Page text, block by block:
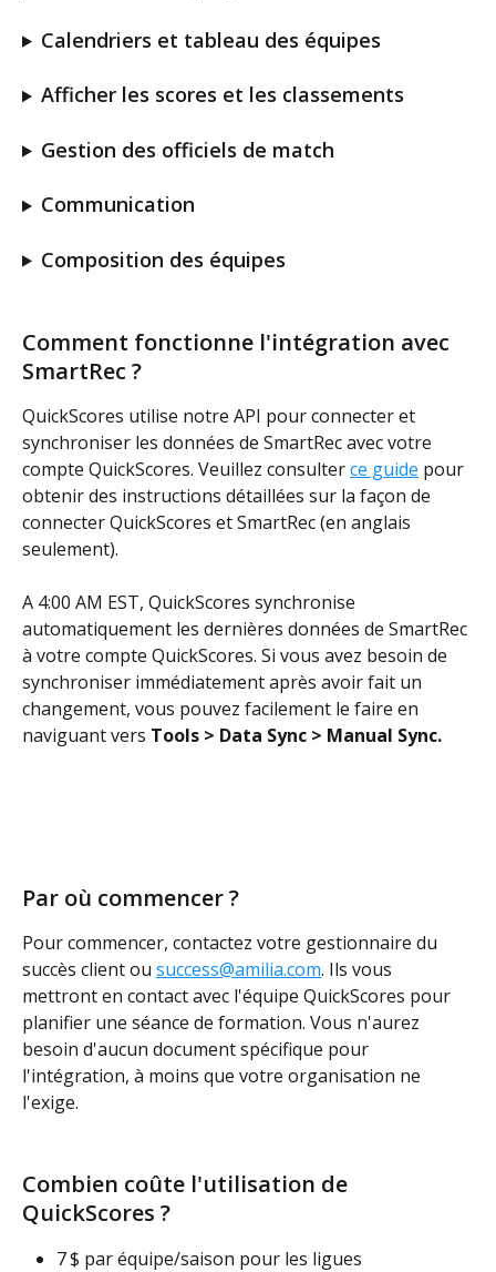
Calendriers et tableau des équipes
Afficher les scores et les classements
Gestion des officiels de match
Communication
Composition des équipes
Comment fonctionne l'intégration avec
SmartRec ?
QuickScores utilise notre API pour connecter et
synchroniser les données de SmartRec avec votre
compte QuickScores. Veuillez consulter ce guide pour
obtenir des instructions détaillées sur la façon de
connecter QuickScores et SmartRec (en anglais
seulement).
A 4:00 AM EST, QuickScores synchronise
automatiquement les dernières données de SmartRec
à votre compte QuickScores. Si vous avez besoin de
synchroniser immédiatement après avoir fait un
changement, vous pouvez facilement le faire en
naviguant vers Tools > Data Sync > Manual Sync.
Par où commencer ?
Pour commencer, contactez votre gestionnaire du
succès client ou success@amilia.com. Ils vous
mettront en contact avec l'équipe QuickScores pour
planifier une séance de formation. Vous n'aurez
besoin d'aucun document spécifique pour
l'intégration, à moins que votre organisation ne
l'exige.
Combien coûte l'utilisation de
QuickScores ?
7 $ par équipe/saison pour les ligues